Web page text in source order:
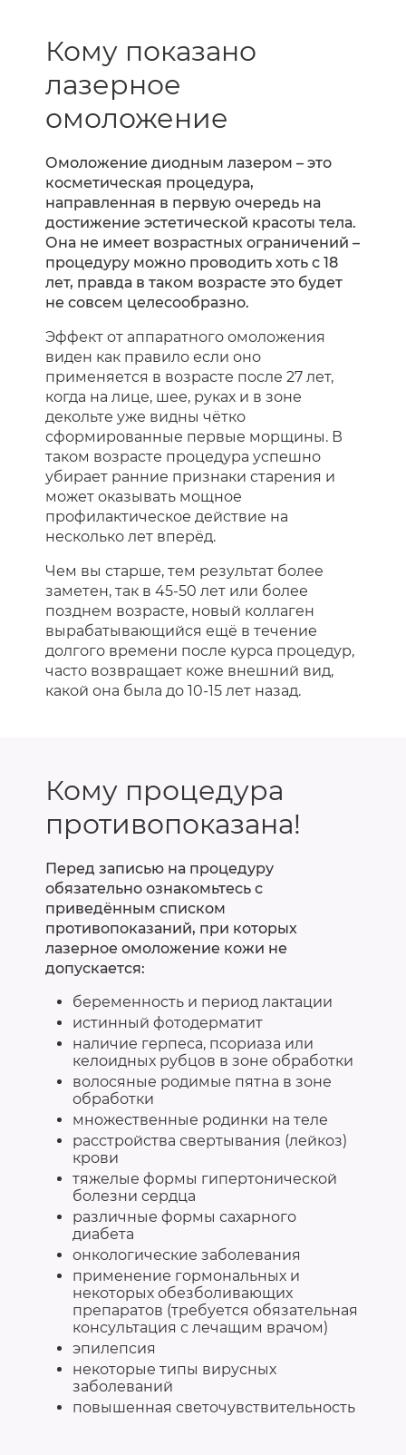
Кому показано
лазерное
омоложение
Омоложение диодным лазером – это
косметическая процедура,
направленная в первую очередь на
достижение эстетической красоты тела.
Она не имеет возрастных ограничений –
процедуру можно проводить хоть с 18
лет, правда в таком возрасте это будет
не совсем целесообразно.
Эффект от аппаратного омоложения
виден как правило если оно
применяется в возрасте после 27 лет,
когда на лице, шее, руках и в зоне
декольте уже видны чётко
сформированные первые морщины. В
таком возрасте процедура успешно
убирает ранние признаки старения и
может оказывать мощное
профилактическое действие на
несколько лет вперёд.
Чем вы старше, тем результат более
заметен, так в 45-50 лет или более
позднем возрасте, новый коллаген
вырабатывающийся ещё в течение
долгого времени после курса процедур,
часто возвращает коже внешний вид,
какой она была до 10-15 лет назад.
Кому процедура
противопоказана!
Перед записью на процедуру
обязательно ознакомьтесь с
приведённым списком
противопоказаний, при которых
лазерное омоложение кожи не
допускается:
беременность и период лактации
истинный фотодерматит
наличие герпеса, псориаза или
келоидных рубцов в зоне обработки
волосяные родимые пятна в зоне
обработки
множественные родинки на теле
расстройства свертывания (лейкоз)
крови
тяжелые формы гипертонической
болезни сердца
различные формы сахарного
диабета
онкологические заболевания
применение гормональных и
некоторых обезболивающих
препаратов (требуется обязательная
консультация с лечащим врачом)
эпилепсия
некоторые типы вирусных
заболеваний
повышенная светочувствительность